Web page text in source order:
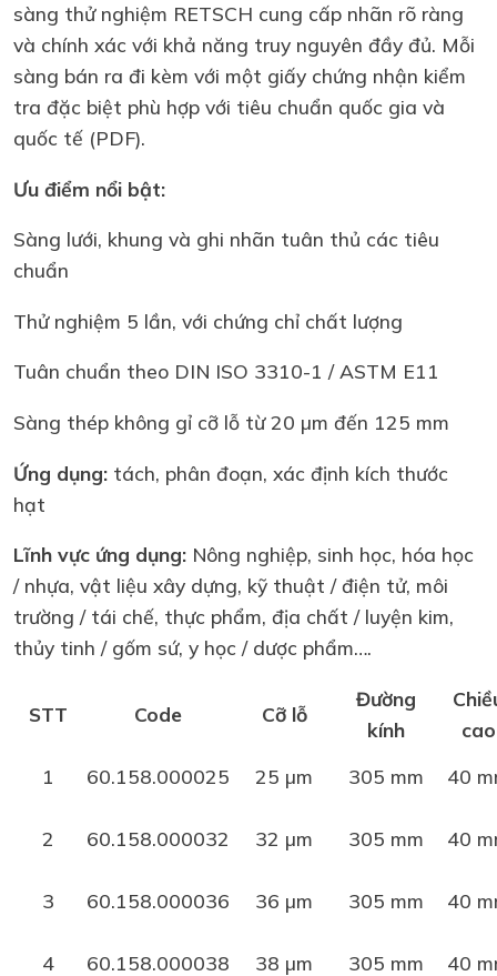
sàng thử nghiệm RETSCH cung cấp nhãn rõ ràng
và chính xác với khả năng truy nguyên đầy đủ. Mỗi
sàng bán ra đi kèm với một giấy chứng nhận kiểm
tra đặc biệt phù hợp với tiêu chuẩn quốc gia và
quốc tế (PDF).
Ưu điểm nổi bật:
Sàng lưới, khung và ghi nhãn tuân thủ các tiêu
chuẩn
Thử nghiệm 5 lần, với chứng chỉ chất lượng
Tuân chuẩn theo DIN ISO 3310-1 / ASTM E11
Sàng thép không gỉ cỡ lỗ từ 20 µm đến 125 mm
Ứng dụng: tách, phân đoạn, xác định kích thước
hạt
Lĩnh vực ứng dụng: Nông nghiệp, sinh học, hóa học
/ nhựa, vật liệu xây dựng, kỹ thuật / điện tử, môi
trường / tái chế, thực phẩm, địa chất / luyện kim,
thủy tinh / gốm sứ, y học / dược phẩm….
STT Code Cỡ lỗ
Đường
kính
cao
1
60.158.000025 25 µm 305 mm 40
2 60.158.000032 32 µm 305 mm 40
3 60.158.000036 36 µm 305 mm 40
4 60.158.000038 38 µm 305 mm 40